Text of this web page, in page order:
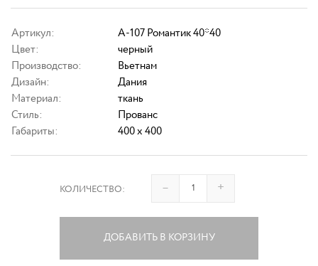
Артикул:
A-107 Романтик 40*40
Цвет:
черный
Производство:
Вьетнам
Дизайн:
Дания
Материал:
ткань
Стиль:
Прованс
Габариты:
400 x 400
КОЛИЧЕСТВО: – +
ДОБАВИТЬ В КОРЗИНУ